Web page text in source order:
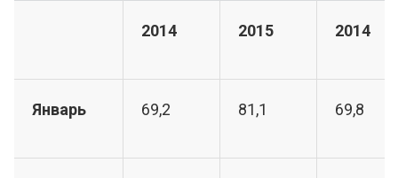
2014 2015 2014
Январь 69,2 81,1 69,8